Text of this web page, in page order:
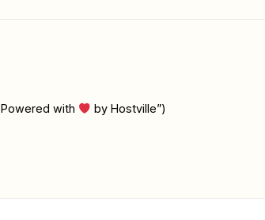
Powered with by Hostville”)